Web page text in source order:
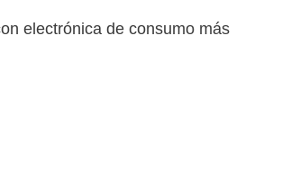
electrónica de consumo más